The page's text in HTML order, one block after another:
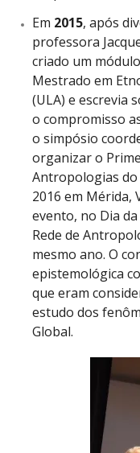
Em 2015, após
professora
criado um
Mestrado em
(ULA) e escrevia
o compromisso
o simpósio
organizar o
Antropologias
2016 em Mérida,
evento, no Dia
Rede de
mesmo ano. O
epistemológica
que eram
estudo dos
Global.